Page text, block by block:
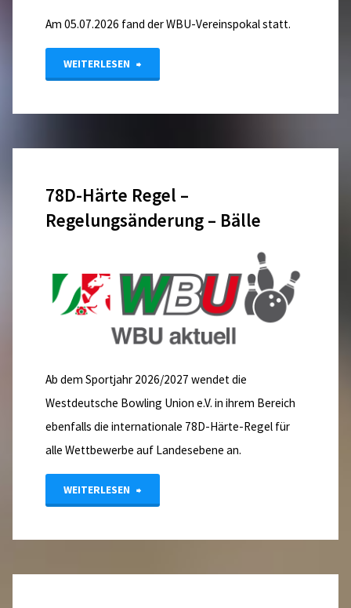
Am 05.07.2026 fand der WBU-Vereinspokal statt.
WEITERLESEN "Pokal
78D-Härte Regel –
Regelungsänderung – Bälle
Ab dem Sportjahr 2026/2027 wendet die
Westdeutsche Bowling Union e.V. in ihrem Bereich
ebenfalls die internationale 78D-Härte-Regel für
alle Wettbewerbe auf Landesebene an.
WEITERLESEN "78D-